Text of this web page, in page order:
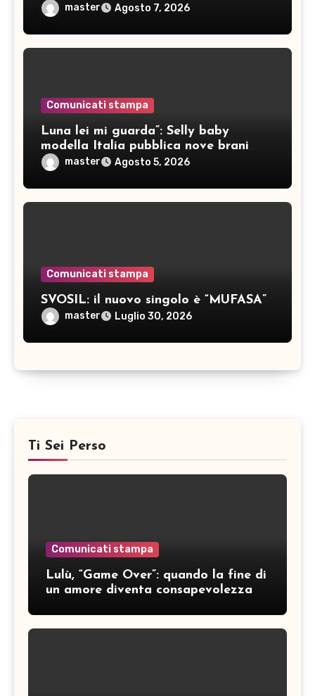
master Agosto 7, 2026
Comunicati stampa
Luna lei mi guarda”: Selly baby
modella Italia pubblica nove brani
ineditimaster Agosto 5, 2026
Comunicati stampa
SVOSIL: il nuovo singolo è “MUFASA”
master Luglio 30, 2026
Ti Sei Perso
Comunicati stampa
Lulù, “Game Over”: quando la fine di
un amore diventa consapevolezza